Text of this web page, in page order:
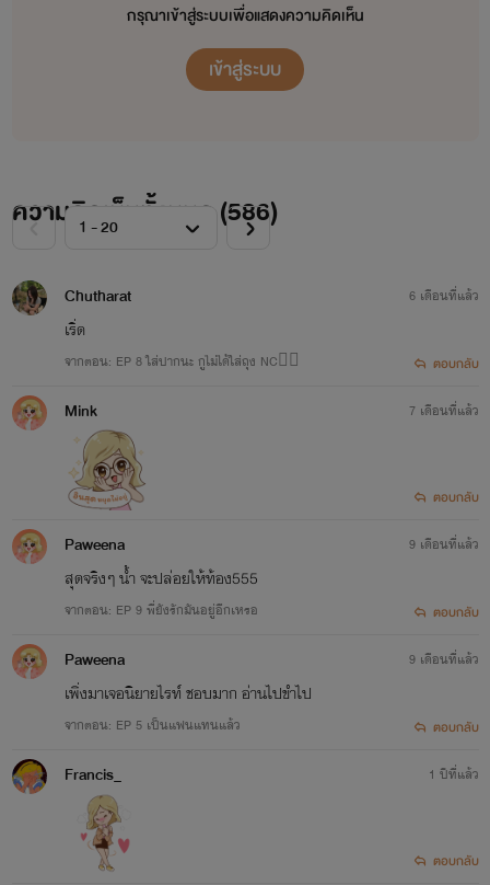
กรุณาเข้าสู่ระบบเพื่อแสดงความคิดเห็น
เข้าสู่ระบบ
ความคิดเห็นทั้งหมด (586)
Chutharat
เริ่ด
จากตอน: EP 8 ใส่ปากนะ กูไม่ได้ใส่ถุง NC❤️‍🔥
6 เดือนที่แล้ว
ตอบกลับ
Mink 7 เดือนที่แล้ว
ตอบกลับ
Paweena
สุดจริงๆ น้ำ จะปล่อยให้ท้อง555
จากตอน: EP 9 พี่ยังรักมันอยู่อีกเหรอ
9 เดือนที่แล้ว
ตอบกลับ
Paweena
เพิ่งมาเจอนิยายไรท์ ชอบมาก อ่านไปขำไป
จากตอน: EP 5 เป็นแฟนแทนแล้ว
9 เดือนที่แล้ว
ตอบกลับ
Francis_ 1 ปีที่แล้ว
ตอบกลับ